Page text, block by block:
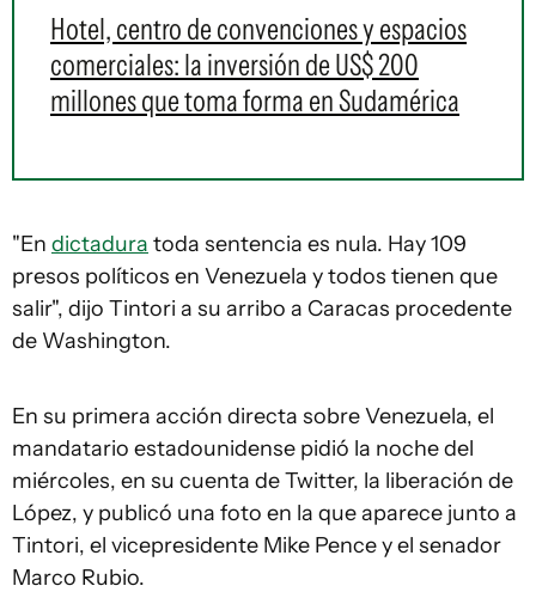
Hotel, centro de convenciones y espacios
comerciales: la inversión de US$ 200
millones que toma forma en Sudamérica
"En dictadura toda sentencia es nula. Hay 109
presos políticos en Venezuela y todos tienen que
salir", dijo Tintori a su arribo a Caracas procedente
de Washington.
En su primera acción directa sobre Venezuela, el
mandatario estadounidense pidió la noche del
miércoles, en su cuenta de Twitter, la liberación de
López, y publicó una foto en la que aparece junto a
Tintori, el vicepresidente Mike Pence y el senador
Marco Rubio.